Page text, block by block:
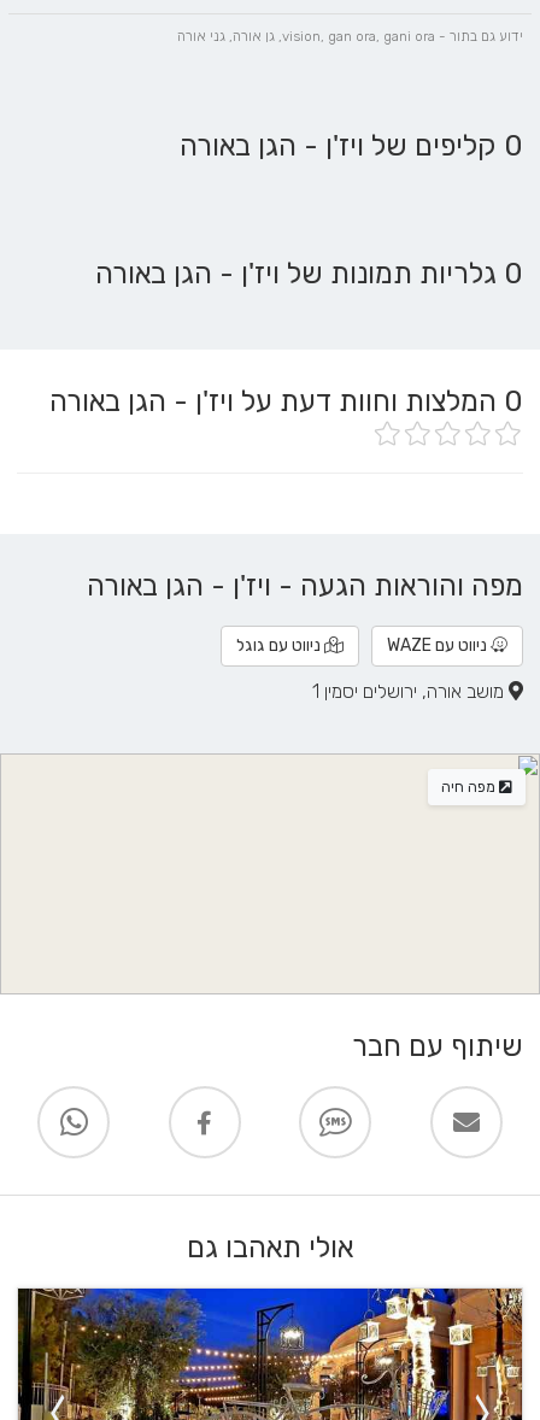
ידוע גם בתור - vision, gan ora, gani ora, גן אורה, גני אורה
0 קליפים של ויז'ן - הגן באורה
0 גלריות תמונות של ויז'ן - הגן באורה
0 המלצות וחוות דעת על ויז'ן - הגן באורה
מפה והוראות הגעה - ויז'ן - הגן באורה
ניווט עם WAZE ניווט עם גוגל
מושב אורה, ירושלים יסמין 1
מפה חיה
שיתוף עם חבר
אולי תאהבו גם